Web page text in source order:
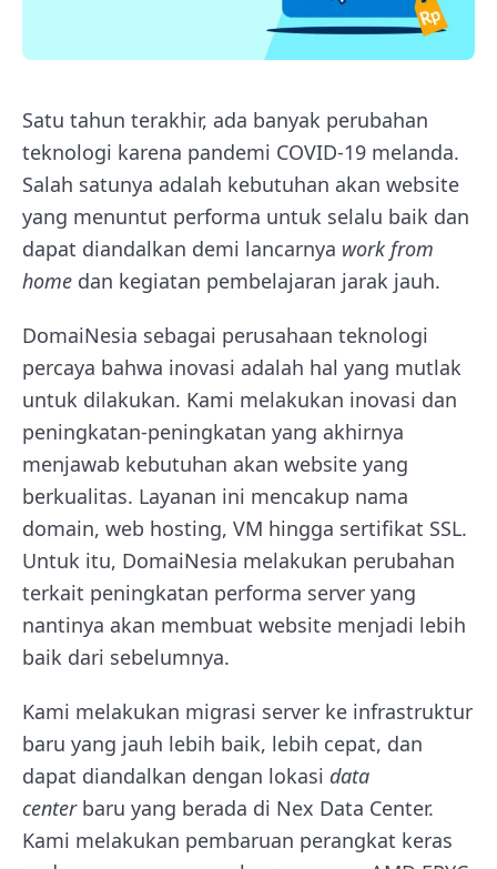
Satu tahun terakhir, ada banyak perubahan
teknologi karena pandemi COVID-19 melanda.
Salah satunya adalah kebutuhan akan website
yang menuntut performa untuk selalu baik dan
dapat diandalkan demi lancarnya work from
home dan kegiatan pembelajaran jarak jauh.
DomaiNesia sebagai perusahaan teknologi
percaya bahwa inovasi adalah hal yang mutlak
untuk dilakukan. Kami melakukan inovasi dan
peningkatan-peningkatan yang akhirnya
menjawab kebutuhan akan website yang
berkualitas. Layanan ini mencakup nama
domain, web hosting, VM hingga sertifikat SSL.
Untuk itu, DomaiNesia melakukan perubahan
terkait peningkatan performa server yang
nantinya akan membuat website menjadi lebih
baik dari sebelumnya.
Kami melakukan migrasi server ke infrastruktur
baru yang jauh lebih baik, lebih cepat, dan
dapat diandalkan dengan lokasi data
centerbaru yang berada di Nex Data Center.
Kami melakukan pembaruan perangkat keras